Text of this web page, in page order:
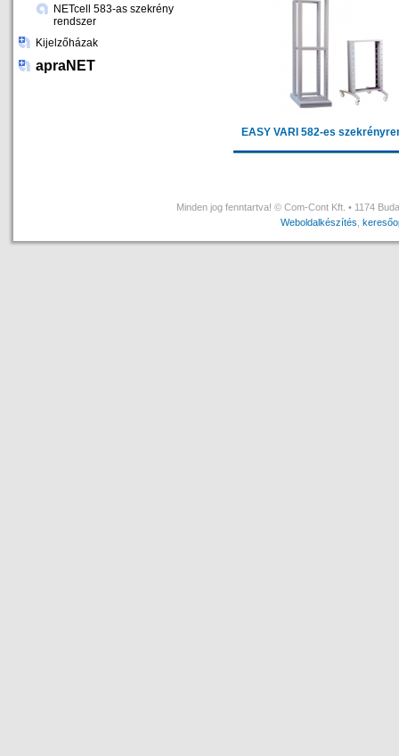
NETcell 583-as szekrény
rendszer
Kijelzőházak
apraNET
EASY VARI 582-es
Minden jog fenntartva! © Com-Cont Kft. • 1174
Weboldalkészítés